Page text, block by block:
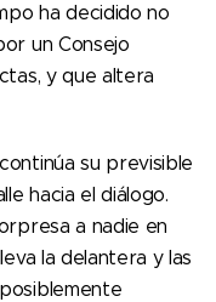
ha decidido no
un Consejo
y que altera
su previsible
hacia el diálogo.
a nadie en
la delantera y las